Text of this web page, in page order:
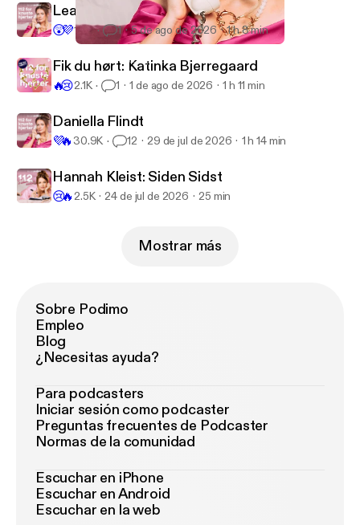
112 For Knuste Hjerter
Lea Eyðbjørg
😲💜1.3K 1 5 de ago de 2026 1 h 8 min
Fik du hørt: Katinka Bjerregaard
🔥😢2.1K 1 1 de ago de 2026 1 h 11 min
Daniella Flindt
💜🔥 30.9K 12 29 de jul de 2026 1 h 14 min
Hannah Kleist: Siden Sidst
😢🔥 2.5K 24 de jul de 2026 25 min
Mostrar más
Sobre Podimo
Empleo
Blog
¿Necesitas ayuda?
Para podcasters
Iniciar sesión como podcaster
Preguntas frecuentes de Podcaster
Normas de la comunidad
Escuchar en iPhone
Escuchar en Android
Escuchar en la web